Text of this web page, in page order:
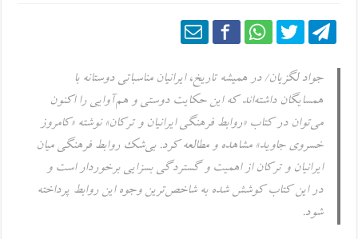
جواد لگزیان/ در همیشه تاریخ، ایرانیان مناسباتی دوستانه با
همسایگان داشته‌اند که این حکایت دوستی و هم‌آوایی را اکنون
می‌توان در کتاب «روابط فرهنگی ایرانیان و ترکان» نوشته «کامروز
خسروی جاوید» مشاهده و مطالعه کرد. بی‌شک روابط فرهنگی میان
ایرانیان و ترکان از اهمیت و گستردگی بسزایی برخوردار است و
در این کتاب کوشش شده به شاخص‌ترین وجوه این روابط پرداخته
شود.